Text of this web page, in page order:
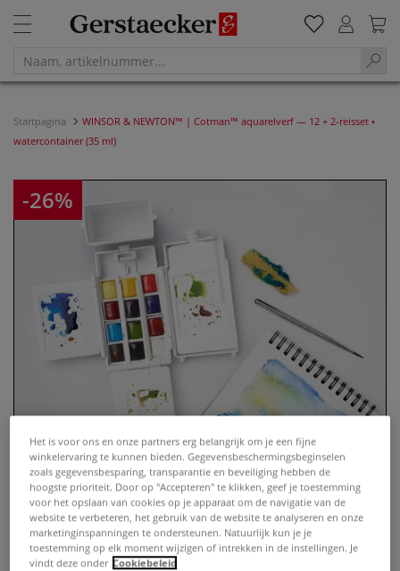
Startpagina
WINSOR & NEWTON™ | Cotman™ aquarelverf — 12 + 2-reisset •
watercontainer (35 ml)
-26%
Het is voor ons en onze partners erg belangrijk om je een fijne
winkelervaring te kunnen bieden. Gegevensbeschermingsbeginselen
zoals gegevensbesparing, transparantie en beveiliging hebben de
hoogste prioriteit. Door op "Accepteren" te klikken, geef je toestemming
voor het opslaan van cookies op je apparaat om de navigatie van de
website te verbeteren, het gebruik van de website te analyseren en onze
marketinginspanningen te ondersteunen. Natuurlijk kun je je
toestemming op elk moment wijzigen of intrekken in de instellingen. Je
vindt deze onder Cookiebeleid